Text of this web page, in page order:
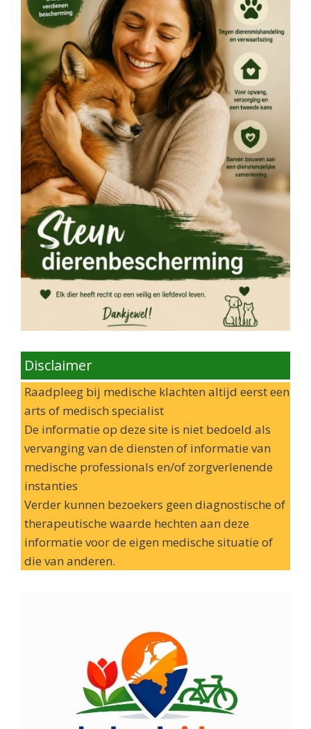
Disclaimer
Raadpleeg bij medische klachten altijd eerst een
arts of medisch specialist
De informatie op deze site is niet bedoeld als
vervanging van de diensten of informatie van
medische professionals en/of zorgverlenende
instanties
Verder kunnen bezoekers geen diagnostische of
therapeutische waarde hechten aan deze
informatie voor de eigen medische situatie of
die van anderen.